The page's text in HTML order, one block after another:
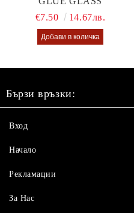
€7.50
14.67лв.
Бързи връзки:
Вход
Начало
Рекламации
За Нас